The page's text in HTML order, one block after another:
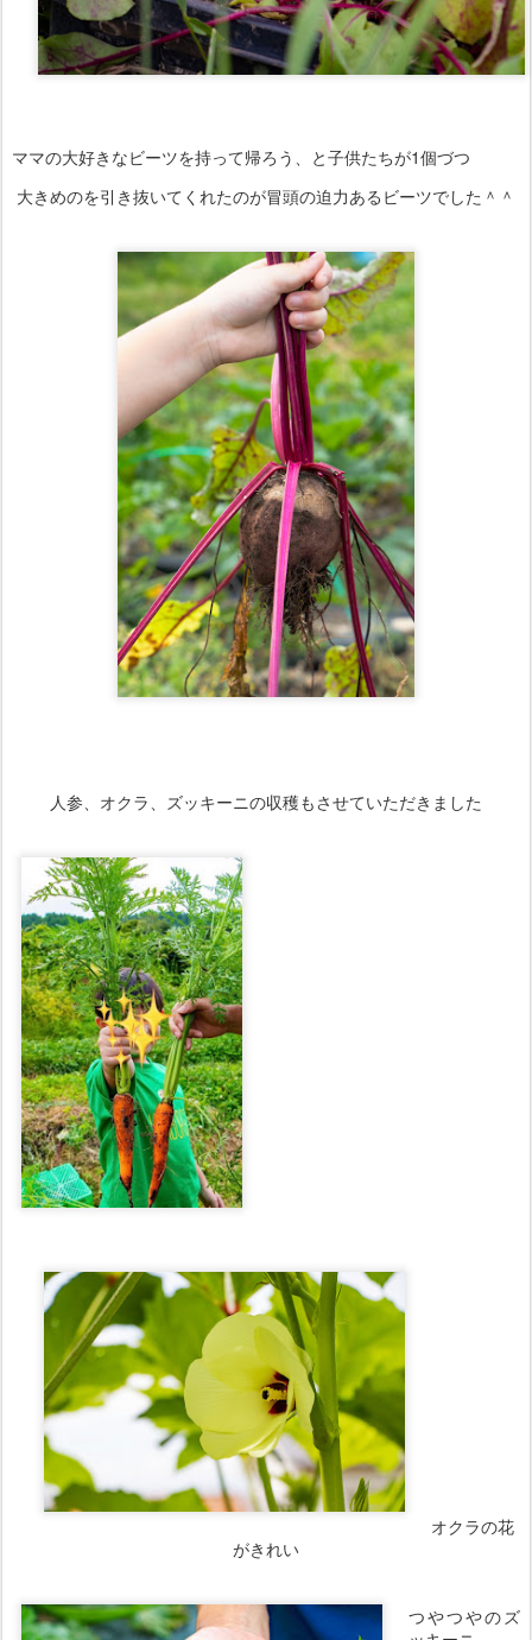
ママの大好きなビーツを持って帰ろう、と子供たちが1個づつ
大きめのを引き抜いてくれたのが冒頭の迫力あるビーツでした＾＾
人参、オクラ、ズッキーニの収穫もさせていただきました
オクラの花
がきれい
つやつやのズ